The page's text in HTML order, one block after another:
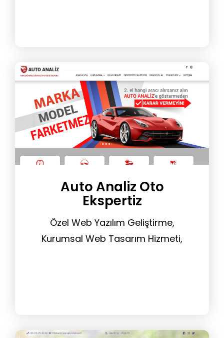
Auto Analiz Oto
Ekspertiz
Özel Web Yazılım Geliştirme,
Kurumsal Web Tasarım Hizmeti,